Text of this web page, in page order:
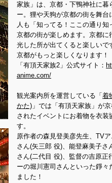
家族」は、京都・下鴨神社に暮
ー。狸や天狗が京都の街を舞台
人も「知ってる！ここの通り知
京都の街が楽しめます。京都に
光した所が出てくると楽しいで
京都がもっと楽しくなります！
「有頂天家族2」公式サイト：
anime.com/
観光案内所を運営している「 着
かた) 」では「有頂天家族」が
されたイベントにお着物を衣装
す。
原作者の森見登美彦先生、TV
さん(矢三郎 役)、能登麻美子さ
さん(二代目 役)、監督の吉原正
ーの堀川憲司さんといった錚々
ました！